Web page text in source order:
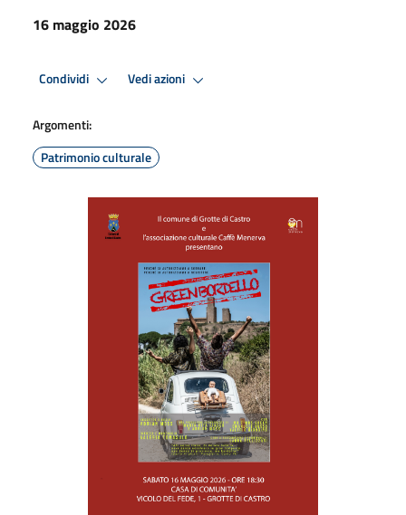
16 maggio 2026
Condividi Vedi azioni
Argomenti:
Patrimonio culturale